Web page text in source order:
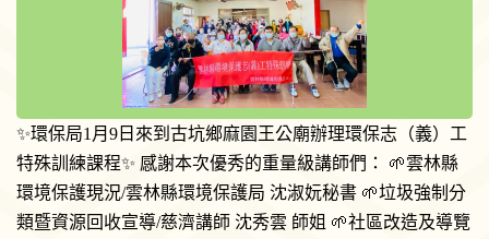
✨環保局1月9日來到古坑鄉麻園王公廟辦理環保志（義）工
特殊訓練課程✨ 感謝本次優秀的重量級講師們： 🌱雲林縣
環境保護現況/雲林縣環境保護局 沈淑妧秘書 🌱垃圾強制分
類暨資源回收宣導/慈濟講師 沈秀雲 師姐 🌱社區改造及導覽